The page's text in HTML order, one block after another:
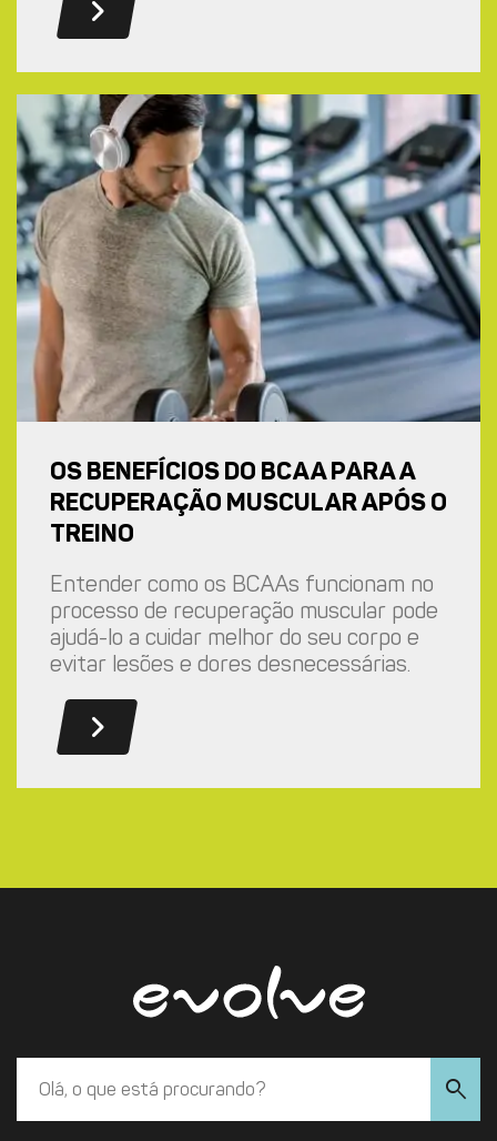
OS BENEFÍCIOS DO BCAA PARA A
RECUPERAÇÃO MUSCULAR APÓS O
TREINO
Entender como os BCAAs funcionam no
processo de recuperação muscular pode
ajudá-lo a cuidar melhor do seu corpo e
evitar lesões e dores desnecessárias.
search